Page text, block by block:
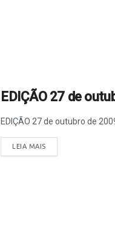
EDIÇÃO 27 de
EDIÇÃO 27 de outubro de
LEIA MAIS